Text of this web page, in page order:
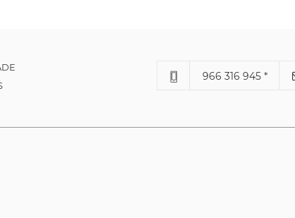
966 316 945 *